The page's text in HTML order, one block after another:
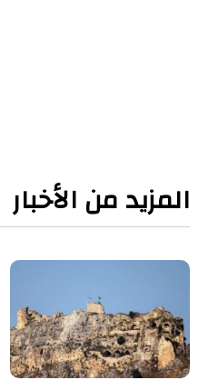
المزيد من الأخبار